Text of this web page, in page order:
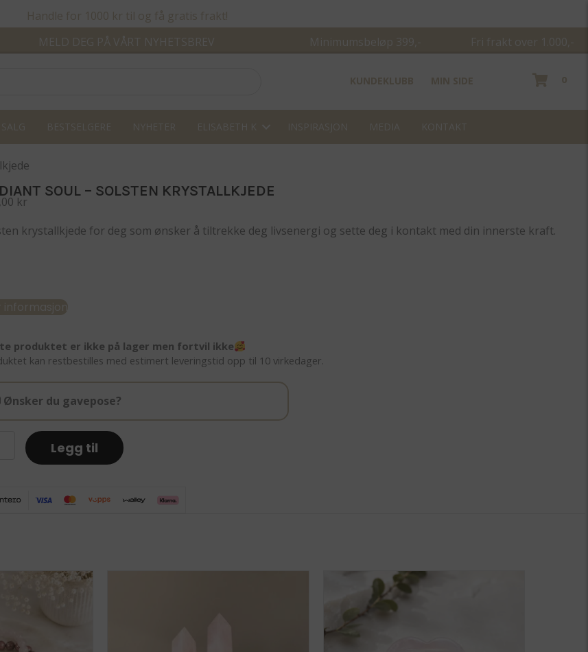
Handle for 1000 kr til og få gratis frakt!
MELD DEG PÅ VÅRT NYHETSBREV Minimumsbeløp 399,- Fri frakt over 1.000,-
KUNDEKLUBB MIN SIDE 0
SALG BESTSELGERE NYHETER ELISABETH K INSPIRASJON MEDIA KONTAKT
SOUL – SOLSTEN KRYSTALLKJEDE
kr
krystallkjede for deg som ønsker å tiltrekke deg livsenergi og sette deg i kontakt med din innerste kraft.
informasjon
produktet er ikke på lager men fortvil ikke
kan restbestilles med estimert leveringstid opp til 10 virkedager.
Ønsker du gavepose?
Legg til